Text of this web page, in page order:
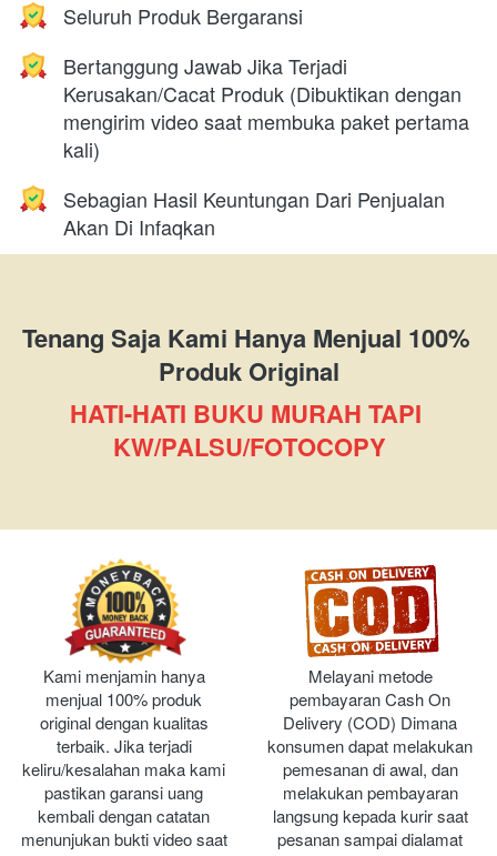
Seluruh Produk Bergaransi
Bertanggung Jawab Jika Terjadi
Kerusakan/Cacat Produk (Dibuktikan dengan
mengirim video saat membuka paket pertama
kali)
Sebagian Hasil Keuntungan Dari Penjualan
Akan Di Infaqkan
Tenang Saja Kami Hanya Menjual 100%
Produk Original
HATI-HATI BUKU MURAH TAPI
KW/PALSU/FOTOCOPY
Kami menjamin hanya
menjual 100% produk
original dengan kualitas
terbaik. Jika terjadi
keliru/kesalahan maka kami
pastikan garansi uang
kembali dengan catatan
menunjukan bukti video saat
Melayani metode
pembayaran Cash On
Delivery (COD) Dimana
konsumen dapat melakukan
pemesanan di awal, dan
melakukan pembayaran
langsung kepada kurir saat
pesanan sampai dialamat